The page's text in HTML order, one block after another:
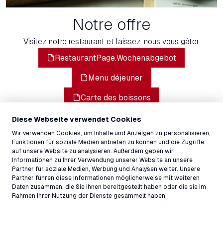
Diese Webseite verwendet Cookies
Wir verwenden Cookies, um Inhalte und Anzeigen zu personalisieren,
Funktionen für soziale Medien anbieten zu können und die Zugriffe
auf unsere Website zu analysieren. Außerdem geben wir
Informationen zu Ihrer Verwendung unserer Website an unsere
Partner für soziale Medien, Werbung und Analysen weiter. Unsere
Partner führen diese Informationen möglicherweise mit weiteren
Daten zusammen, die Sie ihnen bereitgestellt haben oder die sie im
Rahmen Ihrer Nutzung der Dienste gesammelt haben.
Notre offre
Visitez notre restaurant et laissez-nous vous gâter.
RestaurantPage.Wochenabgebot
Menu déjeuner
Carte des boissons
Horaires d'ouverture
Lundi 08h30 - 17h00
Mardi 08h30 - 17h00
Mercredi 08h30 - 17h00
Jeudi 08h30 - 17h00
Vendredi 08h30 - 17h00
Samedi